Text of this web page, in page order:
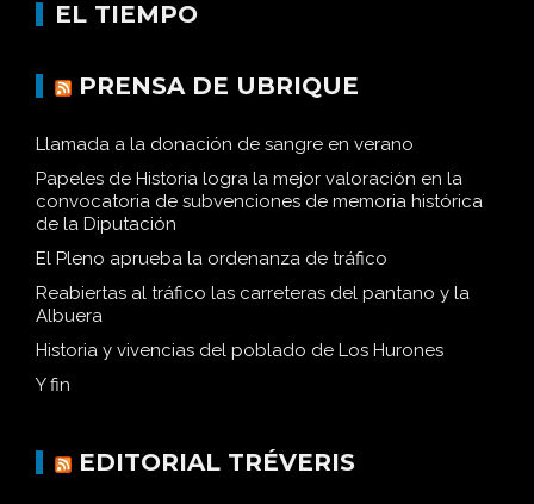
Llamada a la donación de sangre en verano
Papeles de Historia logra la mejor valoración en la
convocatoria de subvenciones de memoria histórica
de la Diputación
El Pleno aprueba la ordenanza de tráfico
Reabiertas al tráfico las carreteras del pantano y la
Albuera
Historia y vivencias del poblado de Los Hurones